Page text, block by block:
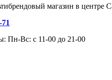
магазин в центре
Пн-Вс: с 11-00 до 21-00